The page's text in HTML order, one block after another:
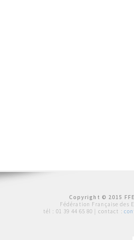
Copyright © 2015
Fédération Française des
tél : 01 39 44 65 80 | contact :